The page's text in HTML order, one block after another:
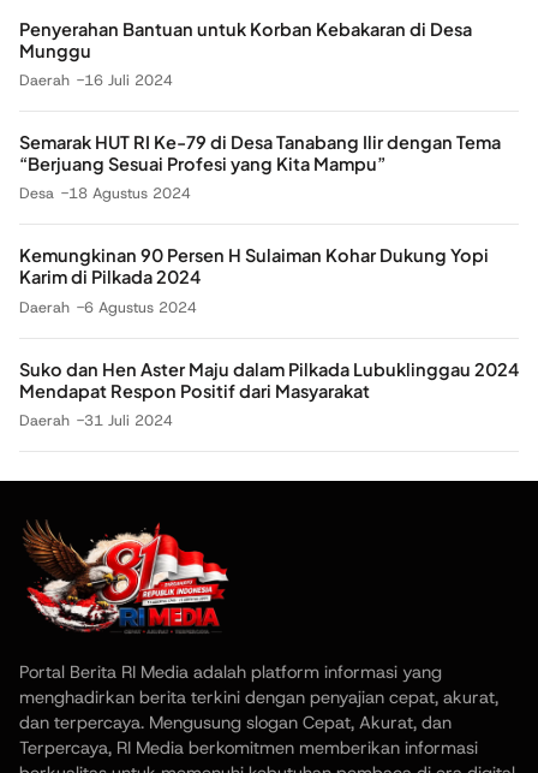
Penyerahan Bantuan untuk Korban Kebakaran di Desa
Munggu
Daerah 16 Juli 2024
Semarak HUT RI Ke-79 di Desa Tanabang Ilir dengan Tema
“Berjuang Sesuai Profesi yang Kita Mampu”
Desa 18 Agustus 2024
Kemungkinan 90 Persen H Sulaiman Kohar Dukung Yopi
Karim di Pilkada 2024
Daerah 6 Agustus 2024
Suko dan Hen Aster Maju dalam Pilkada Lubuklinggau 2024
Mendapat Respon Positif dari Masyarakat
Daerah 31 Juli 2024
Portal Berita RI Media adalah platform informasi yang
menghadirkan berita terkini dengan penyajian cepat, akurat,
dan terpercaya. Mengusung slogan Cepat, Akurat, dan
Terpercaya, RI Media berkomitmen memberikan informasi